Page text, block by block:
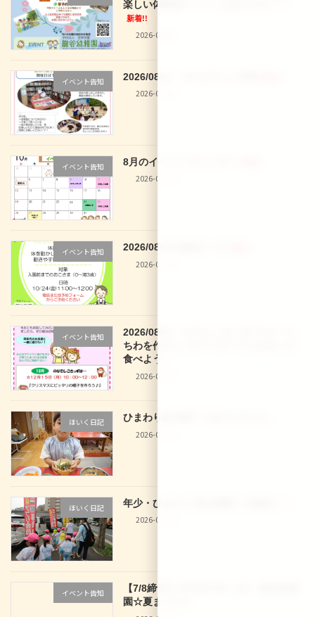
楽しい体験型イベントもあります！！
新着!!
2026-08-02
イベント告知 2026/08/01 29 なでしこ文庫
2026-07-30
イベント告知 8月のイベントカレンダー
2026-07-30
イベント告知 2026/08/28 体操きっず
2026-07-30
イベント告知
2026/08/03 なでしこきっず サマーう
ちわを作ろう♪＆アイスパフェを作って
食べよう♪
2026-07-27
ほいく日記 ひまわり組 食育「七夕うどん
2026-07-10
ほいく日記 年少・ひまわり 西大路駅へお散歩
2026-07-10
イベント告知
【7/8締切】2026/07/29（水） 龍谷幼稚
園☆夏まつり☆